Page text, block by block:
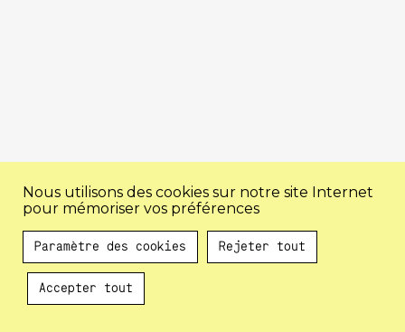
Au programme !
Nous utilisons des cookies sur notre site Internet
pour mémoriser vos préférences
Paramètre des cookies Rejeter tout
Accepter tout